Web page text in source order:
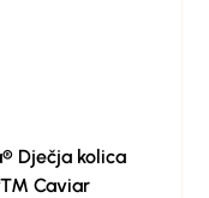
Dječja kolica
Caviar